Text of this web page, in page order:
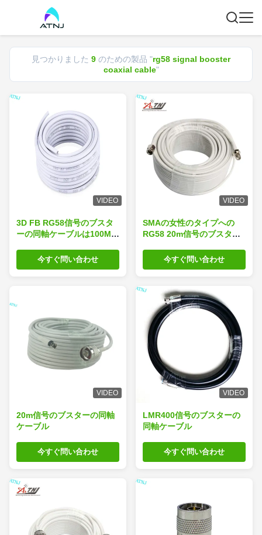
見つかりました 9 のための製品 "rg58 signal booster
coaxial cable"
VIDEO
3D FB RG58信号のブスタ
ーの同軸ケーブルは100M
ズした今すぐ問い合わせ
VIDEO
SMAの女性のタイプへの
RG58 20m信号のブスター
今すぐ問い合わせ
VIDEO
20m信号のブスターの同軸
ケーブル
今すぐ問い合わせ
VIDEO
LMR400信号のブスターの
同軸ケーブル
今すぐ問い合わせ